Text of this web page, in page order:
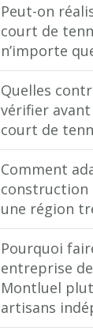
Peut-on
court de
n’importe
Quelles
vérifier
court de
Comment
construction
une région
Pourquoi
entreprise
Montluel
artisans